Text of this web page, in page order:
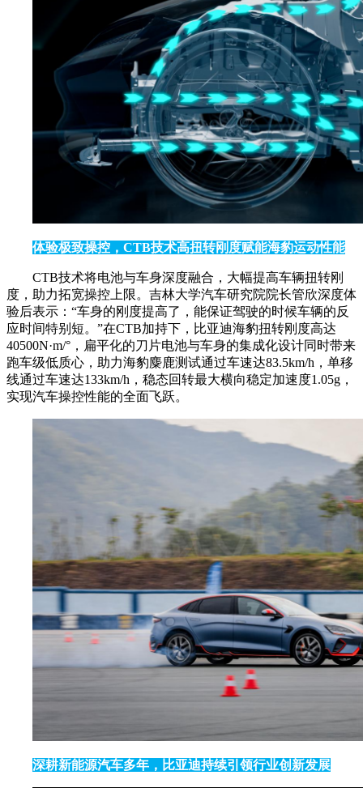
体验极致操控，CTB技术高扭转刚度赋能海豹运动性能
CTB技术将电池与车身深度融合，大幅提高车辆扭转刚
度，助力拓宽操控上限。吉林大学汽车研究院院长管欣深度体
验后表示：“车身的刚度提高了，能保证驾驶的时候车辆的反
应时间特别短。”在CTB加持下，比亚迪海豹扭转刚度高达
40500N·m/°，扁平化的刀片电池与车身的集成化设计同时带来
跑车级低质心，助力海豹麋鹿测试通过车速达83.5km/h，单移
线通过车速达133km/h，稳态回转最大横向稳定加速度1.05g，
实现汽车操控性能的全面飞跃。
深耕新能源汽车多年，比亚迪持续引领行业创新发展